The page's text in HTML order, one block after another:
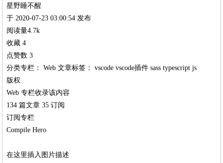
星野睡不醒
于 2020-07-23 03:00:54 发布
阅读量4.7k
收藏 4
点赞数 3
分类专栏： Web 文章标签： vscode vscode插件 sass typescript js
版权
Web 专栏收录该内容
134 篇文章 35 订阅
订阅专栏
Compile Hero
在这里插入图片描述